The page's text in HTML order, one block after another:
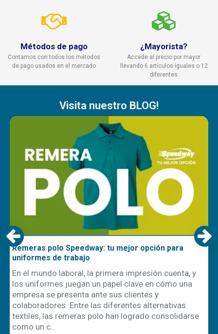
Métodos de pago
Contamos con todos los métodos
de pago usados en el mercado
¿Mayorista?
Accede al precio por mayor
llevando 6 artículos iguales o 12
diferentes
Visita nuestro BLOG!
Remeras polo Speedway: tu mejor opción para
uniformes de trabajo
En el mundo laboral, la primera impresión cuenta, y
los uniformes juegan un papel clave en cómo una
empresa se presenta ante sus clientes y
colaboradores. Entre las diferentes alternativas
textiles, las remeras polo han logrado consolidarse
como un c..